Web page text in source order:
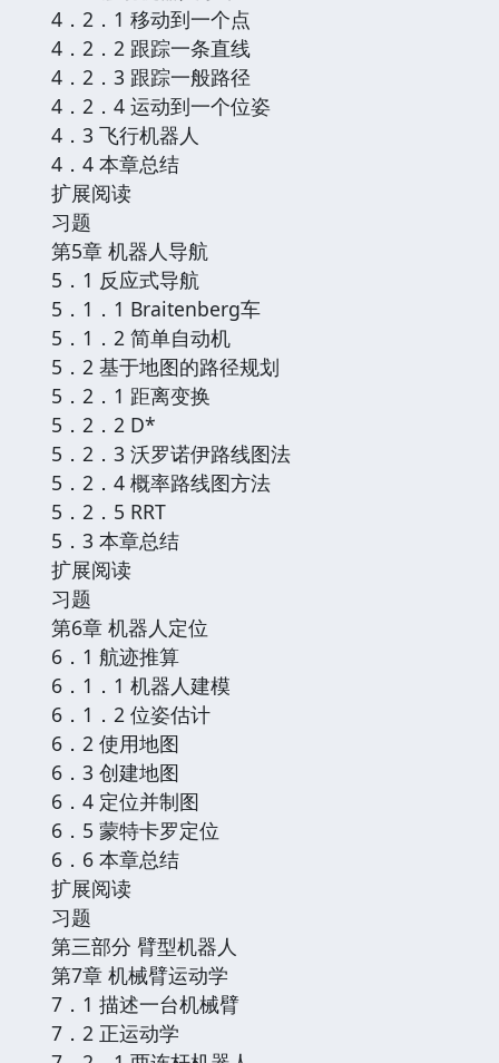
4．2．1 移动到一个点
4．2．2 跟踪一条直线
4．2．3 跟踪一般路径
4．2．4 运动到一个位姿
4．3 飞行机器人
4．4 本章总结
扩展阅读
习题
第5章 机器人导航
5．1 反应式导航
5．1．1 Braitenberg车
5．1．2 简单自动机
5．2 基于地图的路径规划
5．2．1 距离变换
5．2．2 D*
5．2．3 沃罗诺伊路线图法
5．2．4 概率路线图方法
5．2．5 RRT
5．3 本章总结
扩展阅读
习题
第6章 机器人定位
6．1 航迹推算
6．1．1 机器人建模
6．1．2 位姿估计
6．2 使用地图
6．3 创建地图
6．4 定位并制图
6．5 蒙特卡罗定位
6．6 本章总结
扩展阅读
习题
第三部分 臂型机器人
第7章 机械臂运动学
7．1 描述一台机械臂
7．2 正运动学